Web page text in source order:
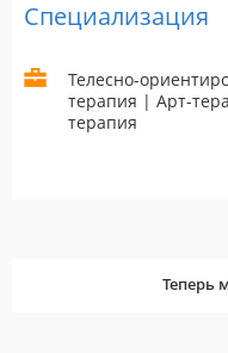
Специализация
Телесно-
терапия | Арт-
терапия
Теперь